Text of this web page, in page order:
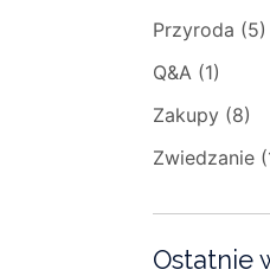
Przyroda (5)
Q&A(1)
Zakupy(8)
Zwiedzanie
Ostatnie